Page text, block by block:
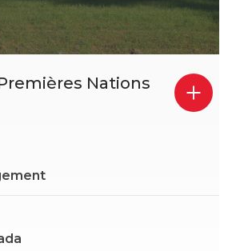
Nations